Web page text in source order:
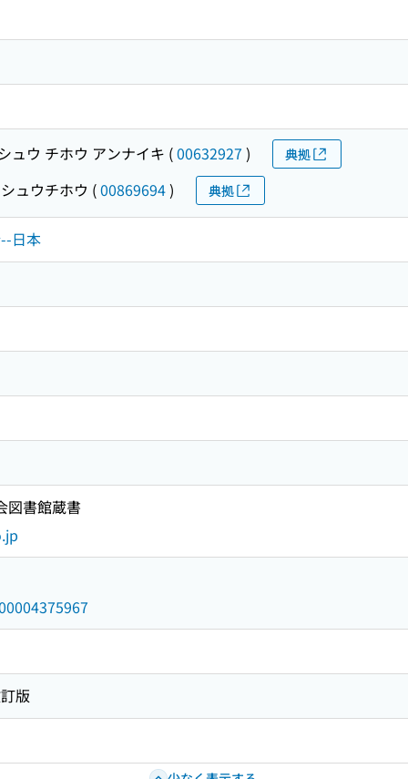
ュウ チホウ アンナイキ (00632927 ) 典拠
ュウチホウ (00869694) 典拠
日本
図書館蔵書
版